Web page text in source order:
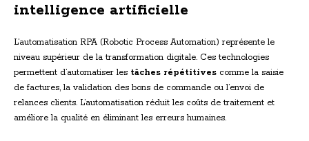
intelligence artificielle
L’automatisation RPA (Robotic Process Automation) représente le
niveau supérieur de la transformation digitale. Ces technologies
permettent d’automatiser les tâches répétitives comme la saisie
de factures, la validation des bons de commande ou l’envoi de
relances clients. L’automatisation réduit les coûts de traitement et
améliore la qualité en éliminant les erreurs humaines.